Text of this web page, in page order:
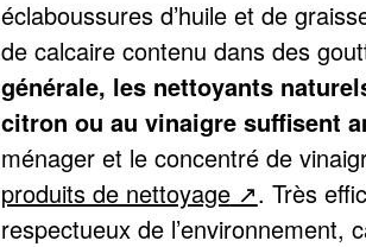
éclaboussures d’huile et de
de calcaire contenu dans des
générale, les nettoyants
citron ou au vinaigre suffisent
ménager et le concentré de
produits de nettoyage
. Très
respectueux de l’environnement,